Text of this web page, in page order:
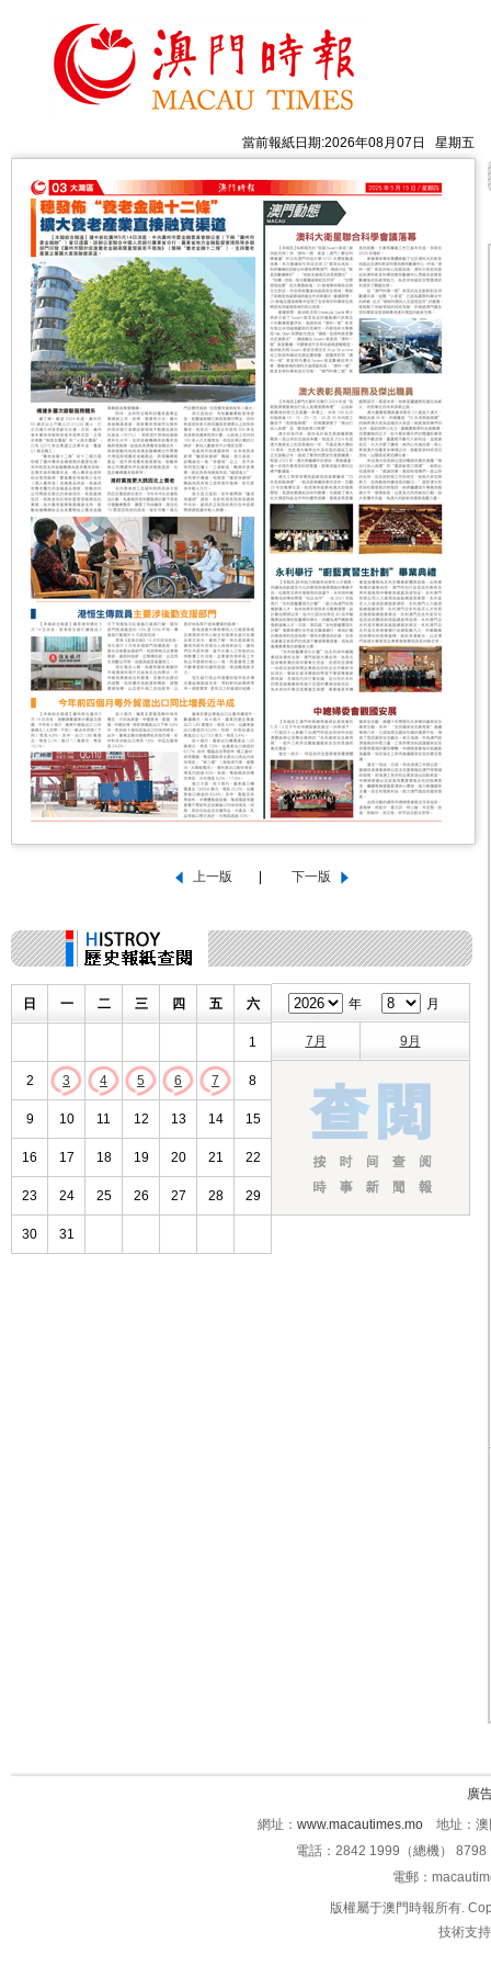
當前報紙日期:2026年08月07日 星期五
日 一 二 三 四 五 六
1
2 3 4 5 6 7 8
9 10 11 12 13 14 15
16 17 18 19 20 21 22
23 24 25 26 27 28 29
30 31
年 月
7月 9月
廣
網址： www.macautimes.mo 地址：澳
電話：2842 1999（總機）
電郵：
版權屬于澳門時報所有.
技術支